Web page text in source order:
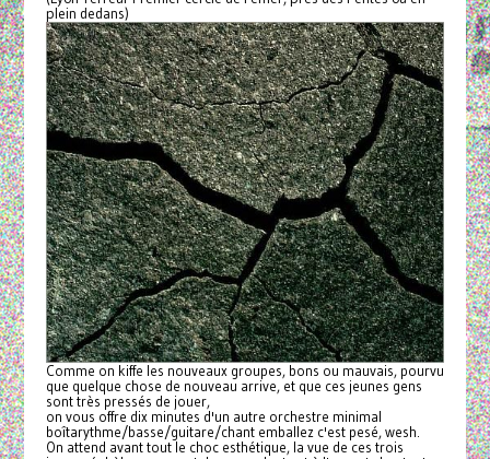
plein dedans)
Comme on kiffe les nouveaux groupes, bons ou mauvais, pourvu
que quelque chose de nouveau arrive, et que ces jeunes gens
sont très pressés de jouer,
on vous offre dix minutes d'un autre orchestre minimal
boîtarythme/basse/guitare/chant emballez c'est pesé, wesh.
On attend avant tout le choc esthétique, la vue de ces trois